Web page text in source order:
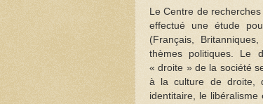
Le Centre de
effectué une étude
(Français,
thèmes politiques. Le
« droite » de la société
à la culture de droite,
identitaire, le